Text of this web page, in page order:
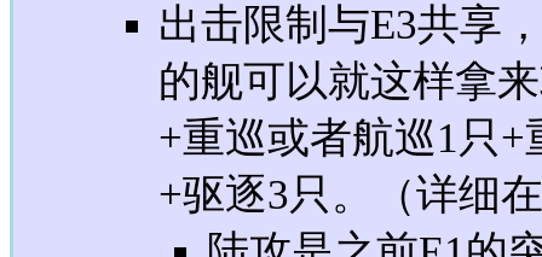
出击限制与E3共享
的舰可以就这样拿
+重巡或者航巡1只
+驱逐3只。（详细